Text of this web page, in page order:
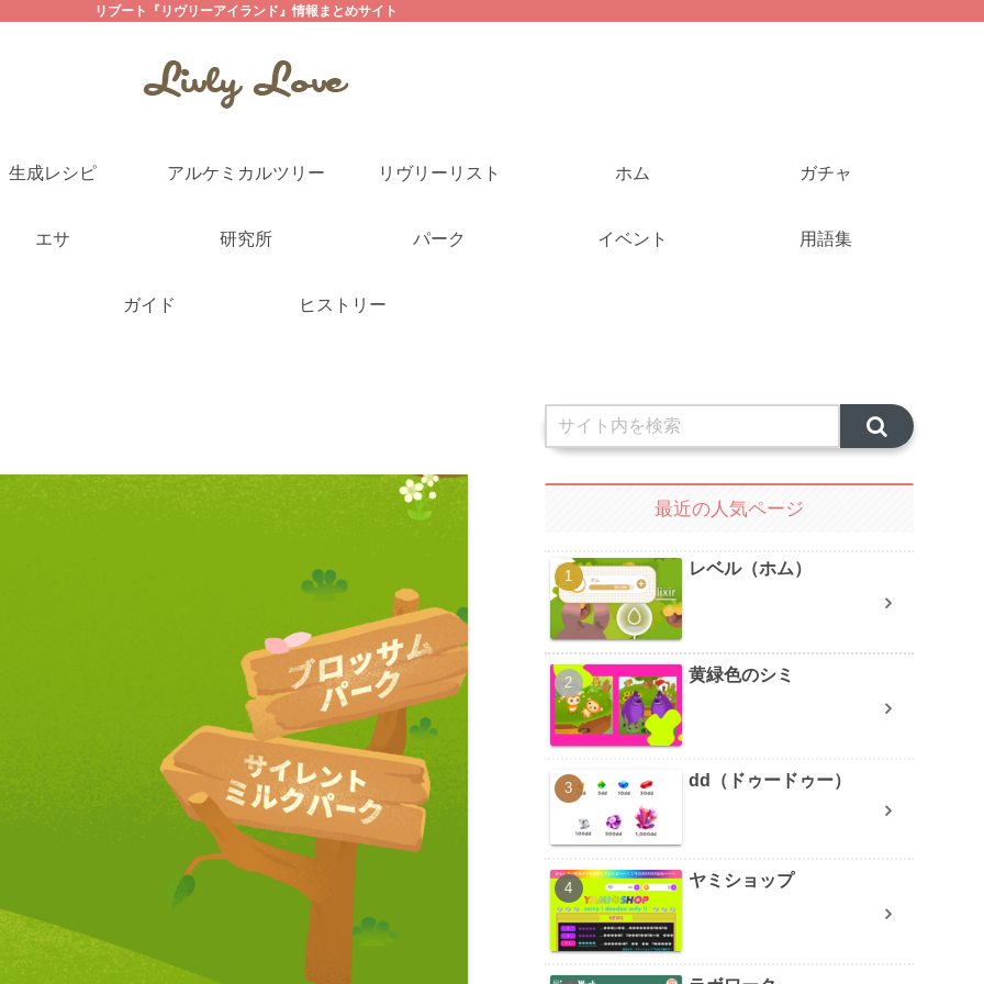
リブート『リヴリーアイランド』情報まとめサイト
生成レシピ アルケミカルツリー リヴリーリスト ホム ガチャ
エサ 研究所 パーク イベント 用語集
ガイド ヒストリー
最近の人気ページ
レベル（ホム）
黄緑色のシミ
dd（ドゥードゥー）
ヤミショップ